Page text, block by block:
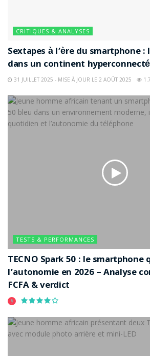
CRITIQUES & ANALYSES
Sextapes à l’ère du smartphone
dans un continent hyperconnecté
31 JUILLET 2025 - MISE À JOUR LE 2 AOÛT 2025
TESTS & PERFORMANCES
TECNO Spark 50 : le
l’autonomie en 2026 – Analyse
FCFA & verdict